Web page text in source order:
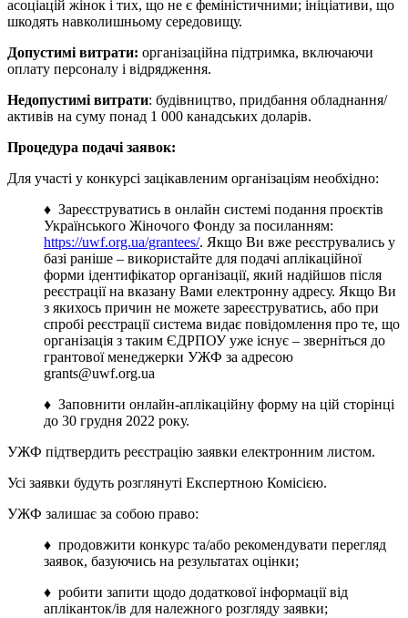
асоціацій жінок і тих, що не є феміністичними; ініціативи, що
шкодять навколишньому середовищу.
Допустимі витрати: організаційна підтримка, включаючи
оплату персоналу і відрядження.
Недопустимі витрати: будівництво, придбання обладнання/
активів на суму понад 1 000 канадських доларів.
Процедура подачі заявок:
Для участі у конкурсі зацікавленим організаціям необхідно:
♦ Зареєструватись в онлайн системі подання проєктів
Українського Жіночого Фонду за посиланням:
https://uwf.org.ua/grantees/. Якщо Ви вже реєструвались у
базі раніше – використайте для подачі аплікаційної
форми ідентифікатор організації, який надійшов після
реєстрації на вказану Вами електронну адресу. Якщо Ви
з якихось причин не можете зареєструватись, або при
спробі реєстрації система видає повідомлення про те, що
організація з таким ЄДРПОУ уже існує – зверніться до
грантової менеджерки УЖФ за адресою
grants@uwf.org.ua
♦ Заповнити онлайн-аплікаційну форму на цій сторінці
до 30 грудня 2022 року.
УЖФ підтвердить реєстрацію заявки електронним листом.
Усі заявки будуть розглянуті Експертною Комісією.
УЖФ залишає за собою право:
♦ продовжити конкурс та/або рекомендувати перегляд
заявок, базуючись на результатах оцінки;
♦ робити запити щодо додаткової інформації від
апліканток/ів для належного розгляду заявки;